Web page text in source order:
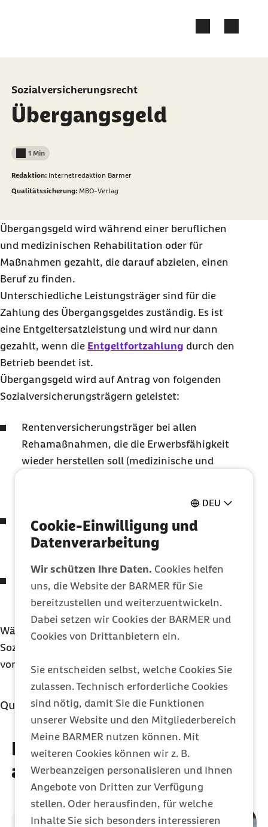
DEU
Cookie-Einwilligung und
Datenverarbeitung
Wir schützen Ihre Daten. Cookies helfen
uns, die Website der BARMER für Sie
bereitzustellen und weiterzuentwickeln.
Dabei setzen wir Cookies der BARMER und
Cookies von Drittanbietern ein.
Sie entscheiden selbst, welche Cookies Sie
zulassen. Technisch erforderliche Cookies
sind nötig, damit Sie die Funktionen
unserer Website und den Mitgliederbereich
Meine BARMER nutzen können. Mit
weiteren Cookies können wir z. B.
Werbeanzeigen personalisieren und Ihnen
Angebote von Dritten zur Verfügung
stellen. Oder herausfinden, für welche
Inhalte Sie sich besonders interessieren
Sozialversicherungsrecht
Übergangsgeld
Lesedauer weniger als
1 Min
Redaktion: Internetredaktion Barmer
Qualitätssicherung: MBO-Verlag
Übergangsgeld wird während einer beruflichen
und medizinischen Rehabilitation oder für
Maßnahmen gezahlt, die darauf abzielen, einen
Beruf zu finden.
Unterschiedliche Leistungsträger sind für die
Zahlung des Übergangsgeldes zuständig. Es ist
eine Entgeltersatzleistung und wird nur dann
gezahlt, wenn die Entgeltfortzahlung durch den
Betrieb beendet ist.
Übergangsgeld wird auf Antrag von folgenden
Sozialversicherungsträgern geleistet:
Rentenversicherungsträger bei allen
Rehamaßnahmen, die die Erwerbsfähigkeit
wieder herstellen soll (medizinische und
Gesetzliche Unfallversicherung, wenn die
Krankheit durch einen Unfall ausgelöst wurde
oder es ich um eine Berufskrankheit handelt
Agentur für Arbeit zahlt bei Maßnahmen, die
Menschen mit Behinderung die Teilhabe am
Berufsleben ermöglichen
Während des Bezugs von Übergangsgeld besteht
Sozialversicherungspflicht, die Beiträge werden
vom jeweiligen Leistungsträger getragen.
Quellenangaben
Qualitätssicherung
MBO Verlag GmbH
Diese Artikel könnten Sie
auch interessieren